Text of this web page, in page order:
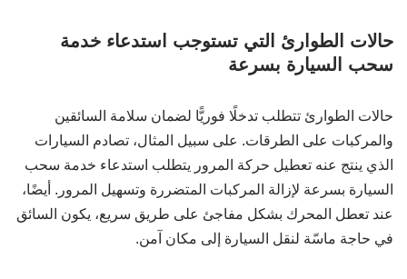
حالات الطوارئ التي تستوجب استدعاء خدمة
سحب السيارة بسرعة
حالات الطوارئ تتطلب تدخلًا فوريًّا لضمان سلامة السائقين
والمركبات على الطرقات. على سبيل المثال، تصادم السيارات
الذي ينتج عنه تعطيل حركة المرور يتطلب استدعاء خدمة سحب
السيارة بسرعة لإزالة المركبات المتضررة وتسهيل المرور. أيضًا،
عند تعطل المحرك بشكل مفاجئ على طريق سريع، يكون السائق
في حاجة ماسّة لنقل السيارة إلى مكان آمن.